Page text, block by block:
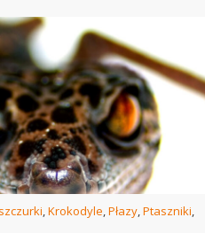
,Krokodyle,Płazy,Ptaszniki,